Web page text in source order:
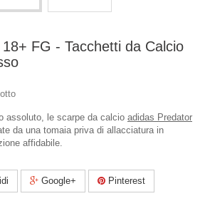
FG - Tacchetti da Calcio
assoluto, le scarpe da calcio adidas Predator
da una tomaia priva di allacciatura in
affidabile.
Google+ Pinterest